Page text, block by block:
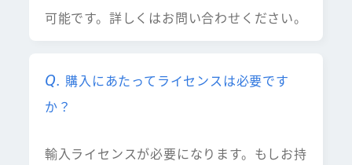
可能です。詳しくはお問い合わせください。
購入にあたってライセンスは必要です
か？
輸入ライセンスが必要になります。もしお持